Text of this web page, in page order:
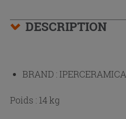
DESCRIPTION
BRAND : IPERCERAMICA
Poids : 14 kg